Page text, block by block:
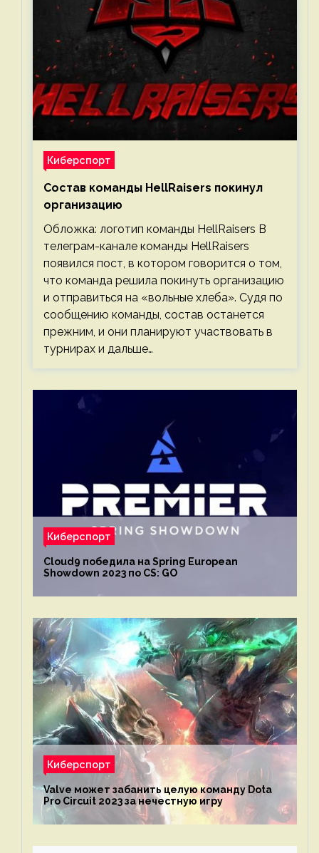
Киберспорт
Состав команды HellRaisers покинул
организацию
Обложка: логотип команды HellRaisers В
телеграм-канале команды HellRaisers
появился пост, в котором говорится о том,
что команда решила покинуть организацию
и отправиться на «вольные хлеба». Судя по
сообщению команды, состав останется
прежним, и они планируют участвовать в
турнирах и дальше…
Киберспорт
Cloud9 победила на Spring European
Showdown 2023 по CS: GO
Киберспорт
Valve может забанить целую команду Dota
Pro Circuit 2023 за нечестную игру